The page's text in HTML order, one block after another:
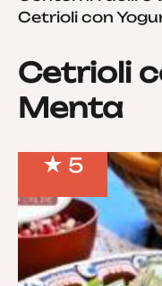
Cetrioli con
Cetrioli
Menta
5